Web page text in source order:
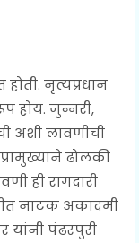
नृत्यप्रधान
होय. जुन्नरी,
अशी लावणीची
ढोलकी
ही रागदारी
नाटक अकादमी
यांनी पंढरपुरी